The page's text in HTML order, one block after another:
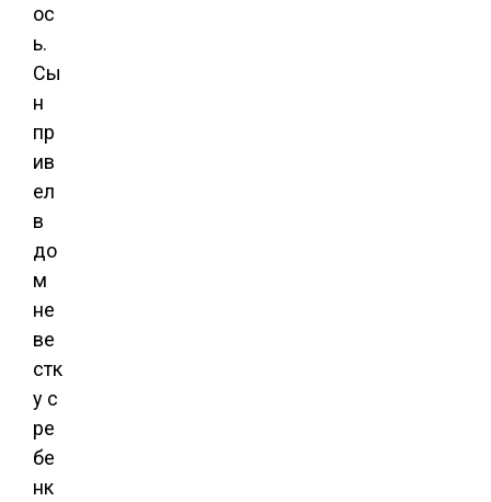
ос
ь.
Сы
н
пр
ив
ел
в
до
м
не
ве
стк
у с
ре
бе
нк